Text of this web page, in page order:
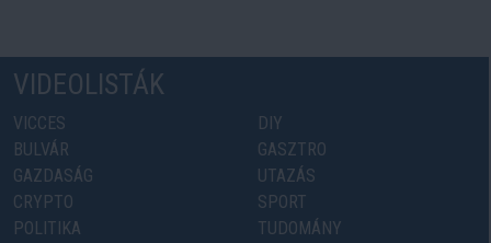
VIDEOLISTÁK
VICCES
BULVÁR
GAZDASÁG
CRYPTO
POLITIKA
DIY
GASZTRO
UTAZÁS
SPORT
TUDOMÁNY